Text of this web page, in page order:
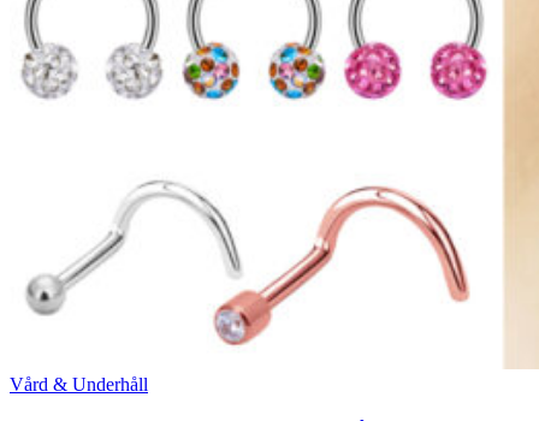
Vård & Underhåll